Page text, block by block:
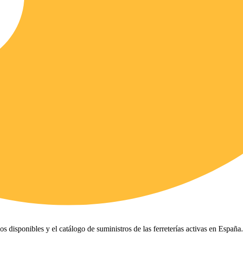
disponibles y el catálogo de suministros de las ferreterías activas en España.